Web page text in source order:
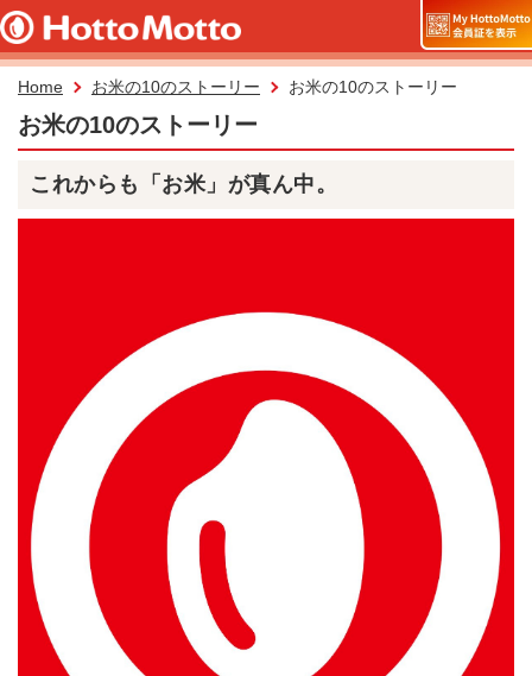
Home お米の10のストーリー お米の10のストーリー
お米の10のストーリー
これからも「お米」が真ん中。